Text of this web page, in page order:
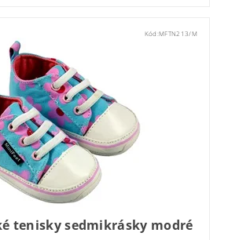
Kód:MFTN213/M
tenisky sedmikrásky modré